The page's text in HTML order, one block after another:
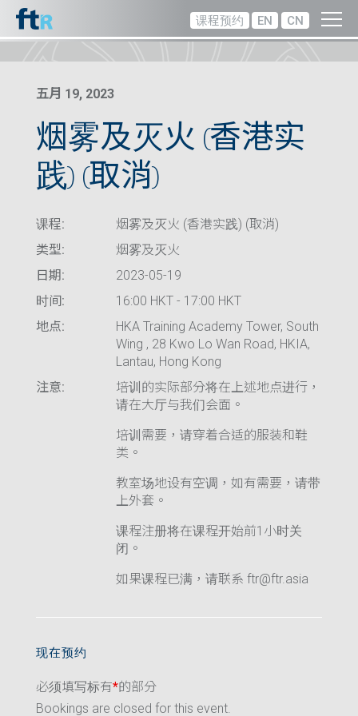
课程预约 EN CN
五月 19, 2023
烟雾及灭火 (香港实
践) (取消)
课程:
烟雾及灭火 (香港实践) (取消)
类型:
烟雾及灭火
日期:
2023-05-19
时间:
16:00 HKT - 17:00 HKT
地点:
HKA Training Academy Tower, South
Wing , 28 Kwo Lo Wan Road, HKIA,
Lantau, Hong Kong
注意:
培训的实际部分将在上述地点进行，
请在大厅与我们会面。
培训需要，请穿着合适的服装和鞋
类。
教室场地设有空调，如有需要，请带
上外套。
课程注册将在课程开始前1小时关
闭。
如果课程已满，请联系 ftr@ftr.asia
现在预约
必须填写标有*的部分
Bookings are closed for this event.